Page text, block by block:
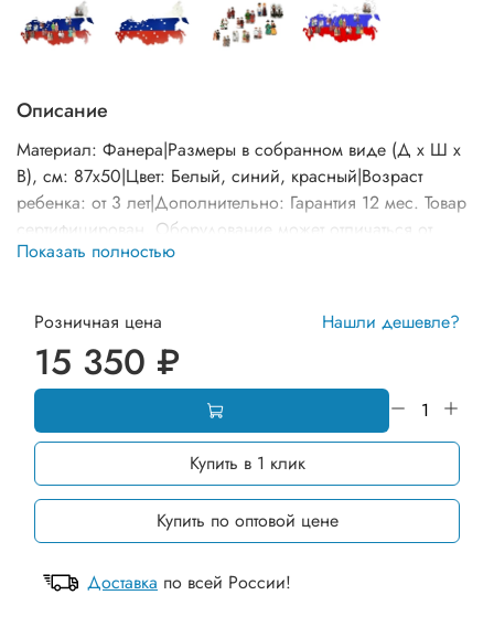
Описание
Материал: Фанера|Размеры в собранном виде (Д х Ш х
В), см: 87х50|Цвет: Белый, синий, красный|Возраст
ребенка: от 3 лет|Дополнительно: Гарантия 12 мес. Товар
сертифицирован. Оборудование может отличаться от
представленного на фото по комплектации и расцветке
Показать полностью
Розничная цена Нашли дешевле?
15 350 ₽
Купить в 1 клик
Купить по оптовой цене
Доставка по всей России!